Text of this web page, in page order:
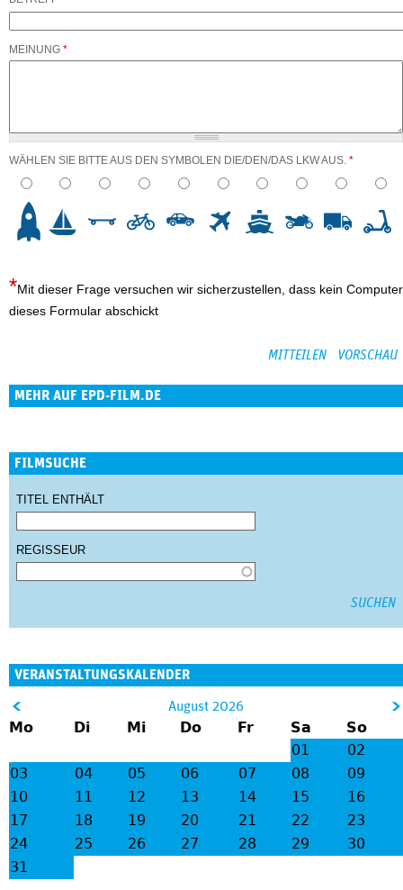
MEINUNG *
WÄHLEN SIE BITTE AUS DEN SYMBOLEN DIE/DEN/DAS LKW AUS. *
Mit dieser Frage versuchen wir sicherzustellen, dass kein Computer
dieses Formular abschickt
MEHR AUF EPD-FILM.DE
FILMSUCHE
TITEL ENTHÄLT
REGISSEUR
VERANSTALTUNGSKALENDER
lt;
August 2026
Mo Di Mi Do Fr Sa
So
01
02
03
04 05 06 07 08
09
10
11 12 13 14 15
16
17
18 19 20 21 22
23
24
25 26 27 28 29
30
31